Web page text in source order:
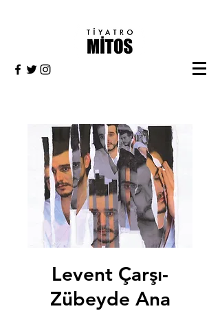
Levent Çarşı-
Zübeyde Ana